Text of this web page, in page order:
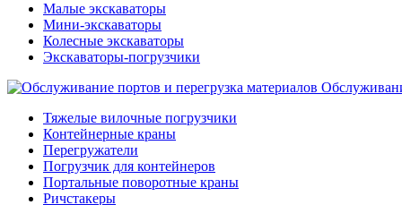
Малые экскаваторы
Мини-экскаваторы
Колесные экскаваторы
Экскаваторы-погрузчики
Тяжелые вилочные погрузчики
Контейнерные краны
Перегружатели
Погрузчик для контейнеров
Портальные поворотные краны
Ричстакеры